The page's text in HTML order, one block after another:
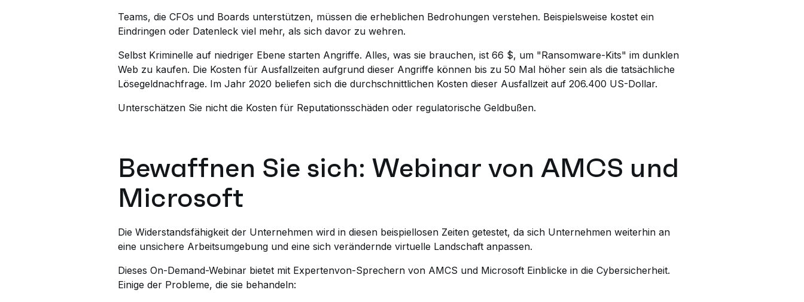
Teams, die CFOs und Boards unterstützen, müssen die erheblichen Bedrohungen verstehen. Beispielsweise kostet ein
Eindringen oder Datenleck viel mehr, als sich davor zu wehren.
Selbst Kriminelle auf niedriger Ebene starten Angriffe. Alles, was sie brauchen, ist 66 $, um "Ransomware-Kits" im dunklen
Web zu kaufen. Die Kosten für Ausfallzeiten aufgrund dieser Angriffe können bis zu 50 Mal höher sein als die tatsächliche
Lösegeldnachfrage. Im Jahr 2020 beliefen sich die durchschnittlichen Kosten dieser Ausfallzeit auf 206.400 US-Dollar.
Unterschätzen Sie nicht die Kosten für Reputationsschäden oder regulatorische Geldbußen.
Bewaffnen Sie sich: Webinar von AMCS und
Microsoft
Die Widerstandsfähigkeit der Unternehmen wird in diesen beispiellosen Zeiten getestet, da sich Unternehmen weiterhin an
eine unsichere Arbeitsumgebung und eine sich verändernde virtuelle Landschaft anpassen.
Dieses On-Demand-Webinar bietet mit Expertenvon-Sprechern von AMCS und Microsoft Einblicke in die Cybersicherheit.
Einige der Probleme, die sie behandeln: